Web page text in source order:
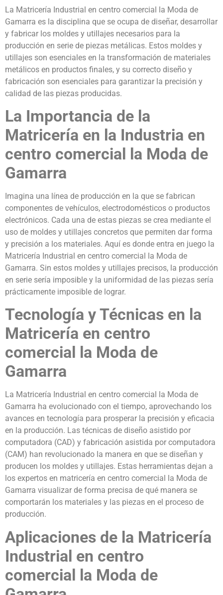
La Matricería Industrial en centro comercial la Moda de
Gamarra es la disciplina que se ocupa de diseñar, desarrollar
y fabricar los moldes y utillajes necesarios para la
producción en serie de piezas metálicas. Estos moldes y
utillajes son esenciales en la transformación de materiales
metálicos en productos finales, y su correcto diseño y
fabricación son esenciales para garantizar la precisión y
calidad de las piezas producidas.
La Importancia de la
Matricería en la Industria en
centro comercial la Moda de
Gamarra
Imagina una línea de producción en la que se fabrican
componentes de vehículos, electrodomésticos o productos
electrónicos. Cada una de estas piezas se crea mediante el
uso de moldes y utillajes concretos que permiten dar forma
y precisión a los materiales. Aquí es donde entra en juego la
Matricería Industrial en centro comercial la Moda de
Gamarra. Sin estos moldes y utillajes precisos, la producción
en serie sería imposible y la uniformidad de las piezas sería
prácticamente imposible de lograr.
Tecnología y Técnicas en la
Matricería en centro
comercial la Moda de
Gamarra
La Matricería Industrial en centro comercial la Moda de
Gamarra ha evolucionado con el tiempo, aprovechando los
avances en tecnología para prosperar la precisión y eficacia
en la producción. Las técnicas de diseño asistido por
computadora (CAD) y fabricación asistida por computadora
(CAM) han revolucionado la manera en que se diseñan y
producen los moldes y utillajes. Estas herramientas dejan a
los expertos en matricería en centro comercial la Moda de
Gamarra visualizar de forma precisa de qué manera se
comportarán los materiales y las piezas en el proceso de
producción.
Aplicaciones de la Matricería
Industrial en centro
comercial la Moda de